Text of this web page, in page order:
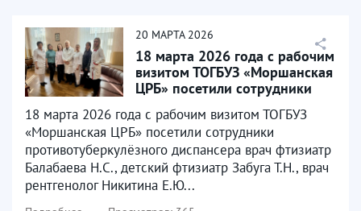
20 МАРТА 2026
18 марта 2026 года с рабочим
визитом ТОГБУЗ «Моршанская
ЦРБ» посетили сотрудники
противотуберкулёзного...
18 марта 2026 года с рабочим визитом ТОГБУЗ
«Моршанская ЦРБ» посетили сотрудники
противотуберкулёзного диспансера врач фтизиатр
Балабаева Н.С., детский фтизиатр Забуга Т.Н., врач
рентгенолог Никитина Е.Ю...